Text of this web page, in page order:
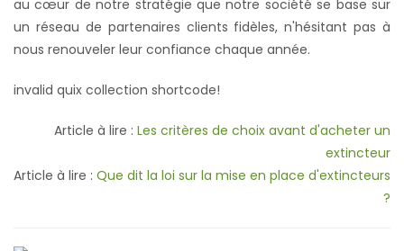
au cœur de notre stratégie que notre société se base sur
un réseau de partenaires clients fidèles, n'hésitant pas à
nous renouveler leur confiance chaque année.
invalid quix collection shortcode!
Article à lire : Les critères de choix avant d'acheter un
extincteur
Article à lire : Que dit la loi sur la mise en place d'extincteurs
?